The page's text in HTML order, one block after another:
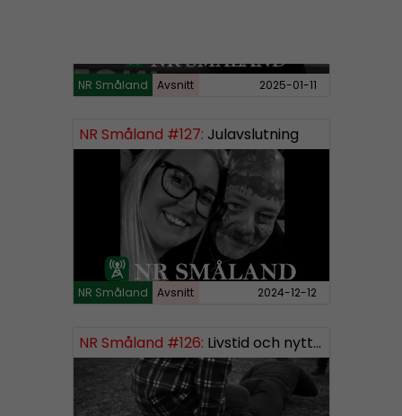
NR Småland Avsnitt 2025-01-11
NR Småland #127: Julavslutning
NR Småland Avsnitt 2024-12-12
NR Småland #126: Livstid och nytt segment